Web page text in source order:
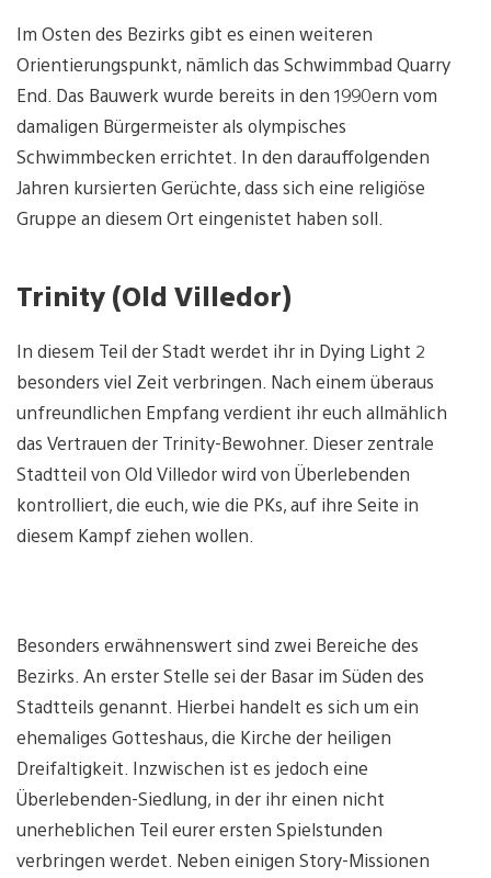
Im Osten des Bezirks gibt es einen weiteren
Orientierungspunkt, nämlich das Schwimmbad Quarry
End. Das Bauwerk wurde bereits in den 1990ern vom
damaligen Bürgermeister als olympisches
Schwimmbecken errichtet. In den darauffolgenden
Jahren kursierten Gerüchte, dass sich eine religiöse
Gruppe an diesem Ort eingenistet haben soll.
Trinity (Old Villedor)
In diesem Teil der Stadt werdet ihr in Dying Light 2
besonders viel Zeit verbringen. Nach einem überaus
unfreundlichen Empfang verdient ihr euch allmählich
das Vertrauen der Trinity-Bewohner. Dieser zentrale
Stadtteil von Old Villedor wird von Überlebenden
kontrolliert, die euch, wie die PKs, auf ihre Seite in
diesem Kampf ziehen wollen.
Besonders erwähnenswert sind zwei Bereiche des
Bezirks. An erster Stelle sei der Basar im Süden des
Stadtteils genannt. Hierbei handelt es sich um ein
ehemaliges Gotteshaus, die Kirche der heiligen
Dreifaltigkeit. Inzwischen ist es jedoch eine
Überlebenden-Siedlung, in der ihr einen nicht
unerheblichen Teil eurer ersten Spielstunden
verbringen werdet. Neben einigen Story-Missionen